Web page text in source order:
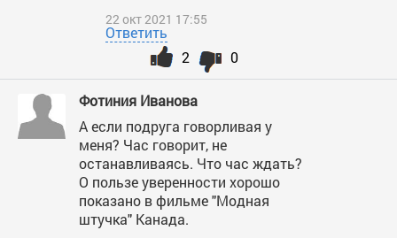
22 окт 2021 17:55
Ответить
0
2
Фотиния Иванова
А если подруга говорливая у
меня? Час говорит, не
останавливаясь. Что час ждать?
О пользе уверенности хорошо
показано в фильме "Модная
штучка" Канада.